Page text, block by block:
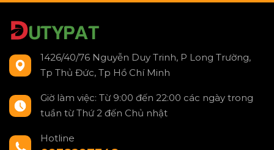
1426/40/76 Nguyễn Duy Trinh, P Long Trường,
Tp Thủ Đức, Tp Hồ Chí Minh
Giờ làm việc: Từ 9:00 đến 22:00 các ngày trong
tuần từ Thứ 2 đến Chủ nhật
Hotline